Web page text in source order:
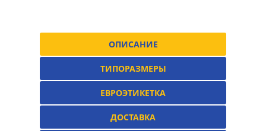
ОПИСАНИЕ
ТИПОРАЗМЕРЫ
ЕВРОЭТИКЕТКА
ДОСТАВКА